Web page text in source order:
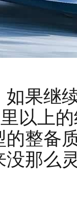
果继
以上
的整备
没那么